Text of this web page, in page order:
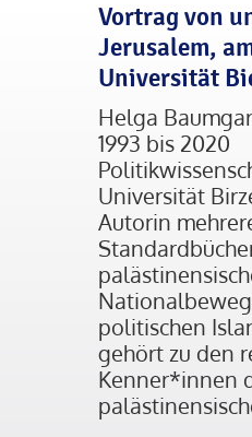
Vortrag von
Jerusalem,
Universität
Helga
1993 bis 2020
Universität
Autorin
politischen
gehört zu den
Kenner*innen